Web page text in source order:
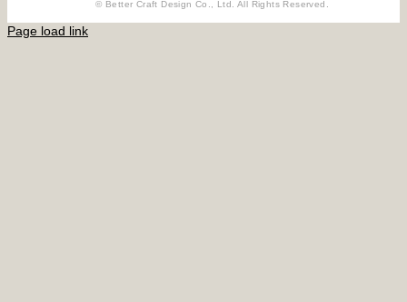
© Better Craft Design Co., Ltd. All Rights Reserved.
Page load link